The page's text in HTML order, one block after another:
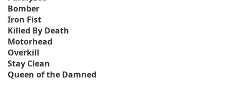
Bomber
Iron Fist
Killed By Death
Motorhead
Overkill
Stay Clean
Queen of the Damned